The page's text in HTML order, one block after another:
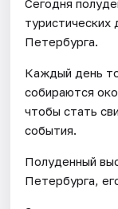
Сегодня
туристических
Петербурга.
Каждый день
собираются
чтобы стать
события.
Полуденный
Петербурга,